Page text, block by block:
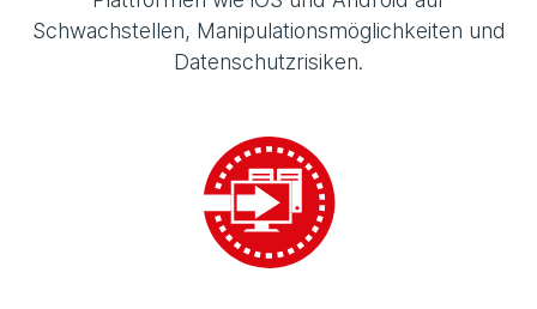
Schwachstellen, Manipulationsmöglichkeiten und
Datenschutzrisiken.